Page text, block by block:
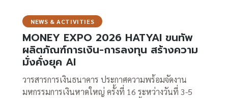
NEWS & ACTIVITIES
MONEY EXPO 2026 HATYAI ขนทัพ
ผลิตภัณฑ์การเงิน-การลงทุน สร้างความ
มั่งคั่งยุค AI
วารสารการเงินธนาคาร ประกาศความพร้อมจัดงาน
มหกรรมการเงินหาดใหญ่ ครั้งที่ 16 ระหว่างวันที่ 3-5